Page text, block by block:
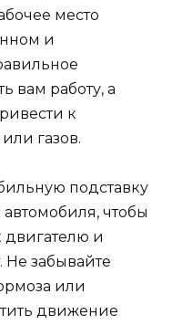
место
и
вам работу, а
к
газов.
подставку
чтобы
двигателю и
Не забывайте
или
движение